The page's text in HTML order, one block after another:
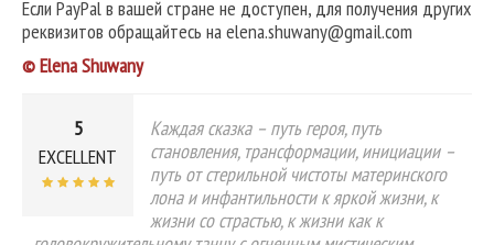
Если PayPal в вашей стране не доступен, для получения других
реквизитов обращайтесь на elena.shuwany@gmail.com
© Elena Shuwany
5
EXCELLENT
Каждая сказка – путь героя, путь
становления, трансформации, инициации –
путь от стерильной чистоты материнского
лона и инфантильности к яркой жизни, к
жизни со страстью, к жизни как к